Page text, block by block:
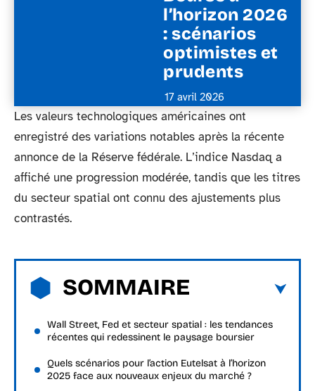
l’horizon 2026
: scénarios
optimistes et
prudents
17 avril 2026
Les valeurs technologiques américaines ont
enregistré des variations notables après la récente
annonce de la Réserve fédérale. L’indice Nasdaq a
affiché une progression modérée, tandis que les titres
du secteur spatial ont connu des ajustements plus
contrastés.
SOMMAIRE
Wall Street, Fed et secteur spatial : les tendances
récentes qui redessinent le paysage boursier
Quels scénarios pour l’action Eutelsat à l’horizon
2025 face aux nouveaux enjeux du marché ?